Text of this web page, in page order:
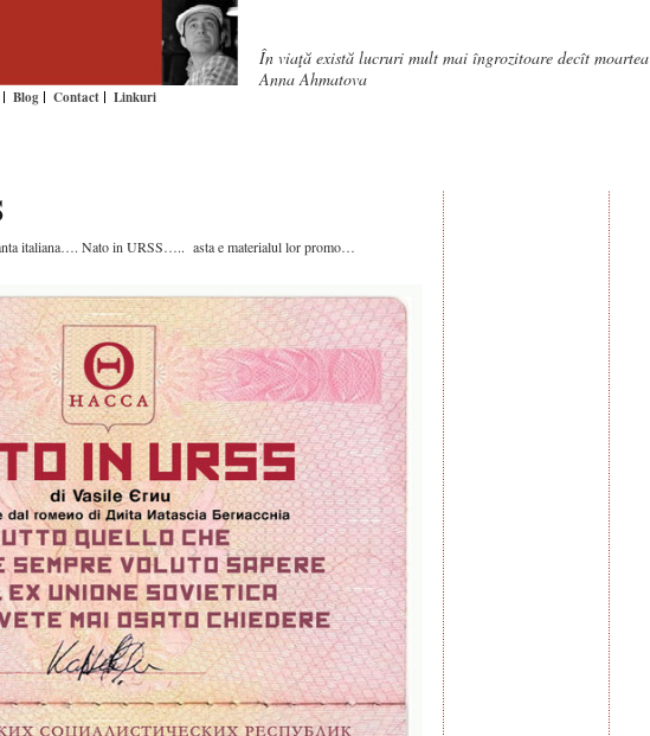
Blog Contact Linkuri
În viaţă există lucruri mult mai îngrozitoare decît moartea
Anna Ahmatova
italiana…. Nato in URSS….. asta e materialul lor promo…